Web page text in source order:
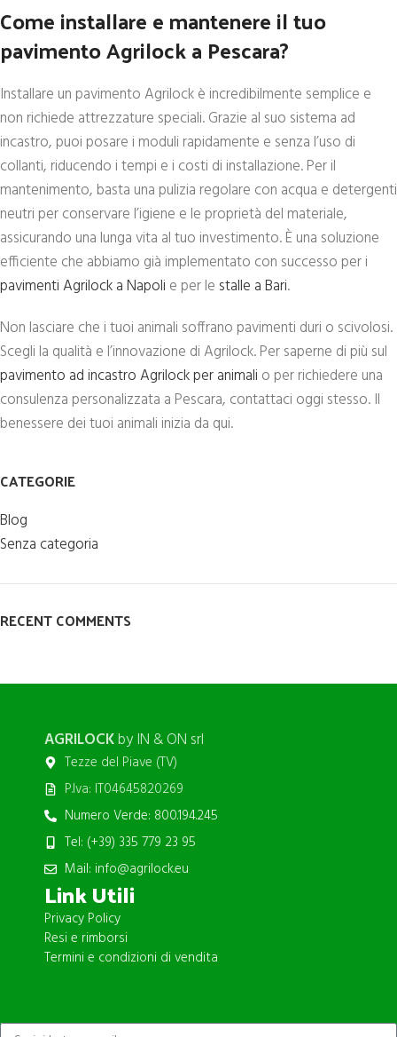
Come installare e mantenere il tuo
pavimento Agrilock a Pescara?
Installare un pavimento Agrilock è incredibilmente semplice e
non richiede attrezzature speciali. Grazie al suo sistema ad
incastro, puoi posare i moduli rapidamente e senza l’uso di
collanti, riducendo i tempi e i costi di installazione. Per il
mantenimento, basta una pulizia regolare con acqua e detergenti
neutri per conservare l’igiene e le proprietà del materiale,
assicurando una lunga vita al tuo investimento. È una soluzione
efficiente che abbiamo già implementato con successo per i
pavimenti Agrilock a Napoli e per le stalle a Bari.
Non lasciare che i tuoi animali soffrano pavimenti duri o scivolosi.
Scegli la qualità e l’innovazione di Agrilock. Per saperne di più sul
pavimento ad incastro Agrilock per animali o per richiedere una
consulenza personalizzata a Pescara, contattaci oggi stesso. Il
benessere dei tuoi animali inizia da qui.
CATEGORIE
Blog
Senza categoria
RECENT COMMENTS
AGRILOCKby IN & ON srl
Tezze del Piave (TV)
P.Iva: IT04645820269
Numero Verde: 800.194.245
Tel: (+39) 335 779 23 95
Mail: info@agrilock.eu
Link Utili
Privacy Policy
Resi e rimborsi
Termini e condizioni di vendita
ISCRIVITI ALLA NEWSLETTER